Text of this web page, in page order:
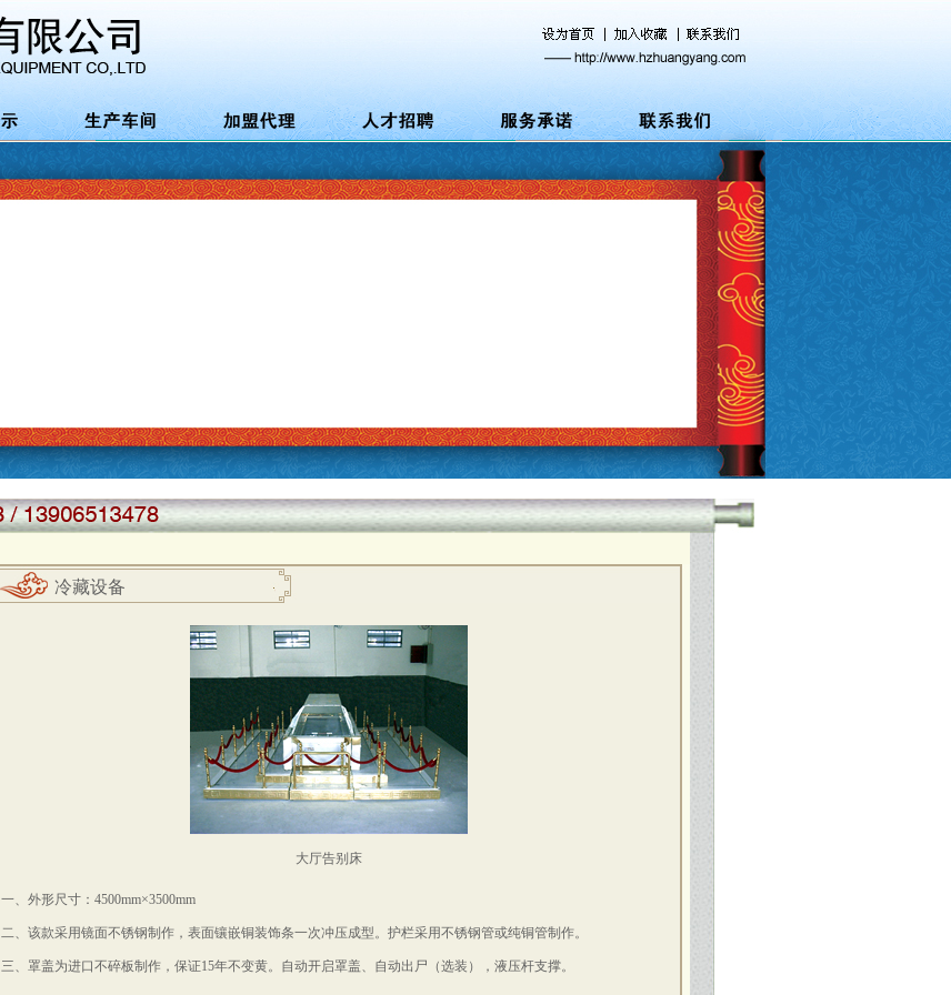
冷藏设备
大厅告别床
一、外形尺寸：4500mm×3500mm
二、该款采用镜面不锈钢制作，表面镶嵌铜装饰条一次冲压成型。护栏采用不锈钢管或纯铜管制作。
三、罩盖为进口不碎板制作，保证15年不变黄。自动开启罩盖、自动出尸（选装），液压杆支撑。